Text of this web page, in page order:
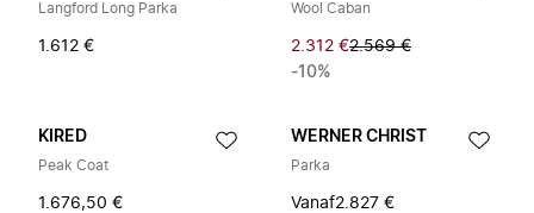
Langford Long Parka
1.612 €
Wool Caban
2.312 €2.569 €
-10%
KIRED
Peak Coat
1.676,50 €
WERNER CHRIST
Parka
Vanaf2.827 €